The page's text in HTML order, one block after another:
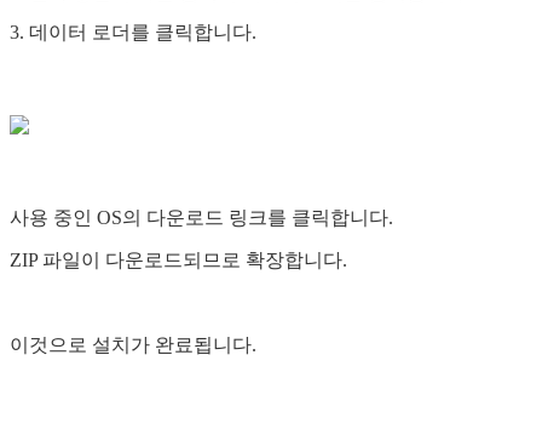
3. 데이터 로더를 클릭합니다.
사용 중인 OS의 다운로드 링크를 클릭합니다.
ZIP 파일이 다운로드되므로 확장합니다.
이것으로 설치가 완료됩니다.